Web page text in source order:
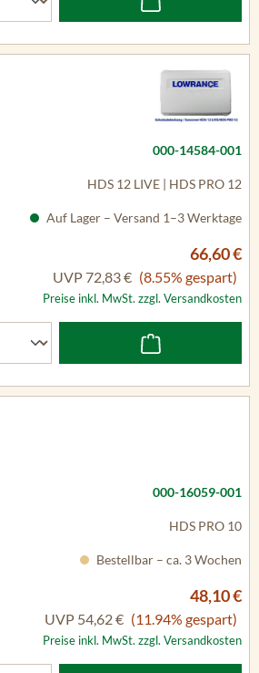
000-14584-001
HDS 12 LIVE | HDS PRO 12
Auf Lager – Versand 1–3 Werktage
66,60 €
UVP 72,83 € (8.55% gespart)
Preise inkl. MwSt. zzgl. Versandkosten
000-16059-001
HDS PRO 10
Bestellbar – ca. 3 Wochen
48,10 €
UVP 54,62 € (11.94% gespart)
Preise inkl. MwSt. zzgl. Versandkosten